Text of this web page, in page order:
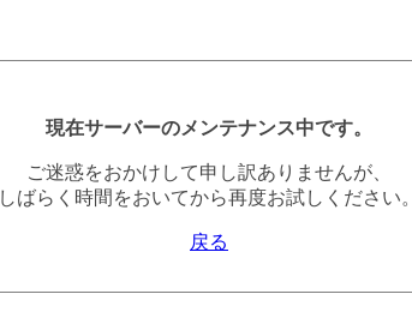
現在サーバーのメンテナンス中です。
ご迷惑をおかけして申し訳ありませんが、
しばらく時間をおいてから再度お試しください。
戻る